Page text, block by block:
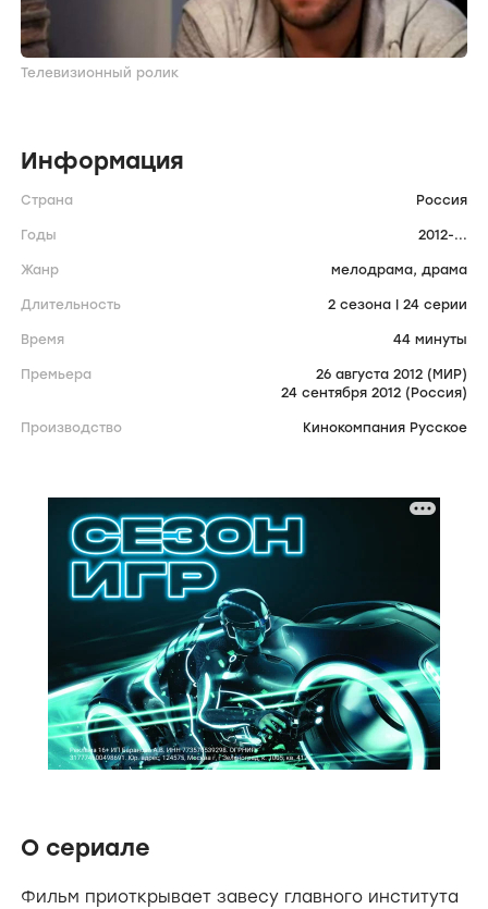
Телевизионный ролик
Информация
Страна Россия
Годы 2012-...
Жанр мелодрама, драма
Длительность 2 сезона | 24 серии
Время 44 минуты
Премьера
26 августа 2012 (МИР)
24 сентября 2012 (Россия)
Производство Кинокомпания Русское
О сериале
Фильм приоткрывает завесу главного института